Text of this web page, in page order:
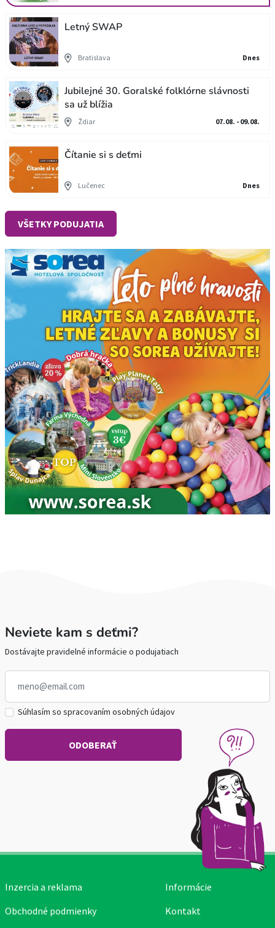
Letný SWAP
Bratislava Dnes
Jubilejné 30. Goralské folklórne slávnosti
sa už blížia
Ždiar 07.08. - 09.08.
Čítanie si s deťmi
Lučenec Dnes
VŠETKY PODUJATIA
Neviete kam s deťmi?
Dostávajte pravidelné informácie o podujatiach
Súhlasím so spracovaním osobných údajov
Inzercia a reklama
Obchodné podmienky
Informácie
Kontakt